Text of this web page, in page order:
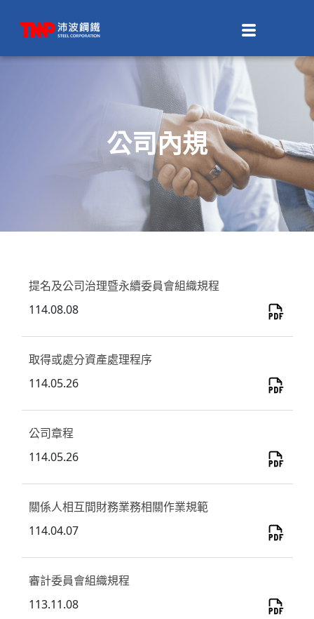
公司內規
提名及公司治理暨永續委員會組織規程
114.08.08
取得或處分資產處理程序
114.05.26
公司章程
114.05.26
關係人相互間財務業務相關作業規範
114.04.07
審計委員會組織規程
113.11.08